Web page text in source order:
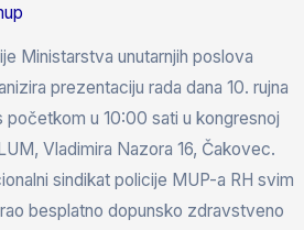
Ministarstva unutarnjih poslova
prezentaciju rada dana 10. rujna
u 10:00 sati u kongresnoj
Vladimira Nazora 16, Čakovec.
sindikat policije MUP-a RH svim
besplatno dopunsko zdravstveno